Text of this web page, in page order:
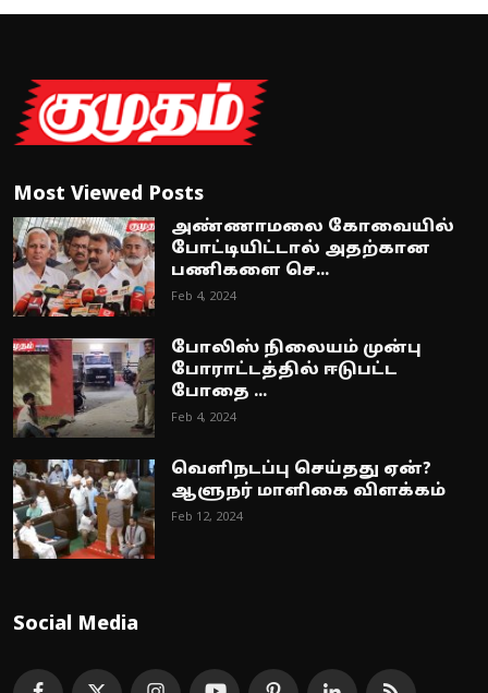
Most Viewed Posts
அண்ணாமலை கோவையில்
போட்டியிட்டால் அதற்கான
பணிகளை செ...
Feb 4, 2024
போலிஸ் நிலையம் முன்பு
போராட்டத்தில் ஈடுபட்ட
போதை ...
Feb 4, 2024
வெளிநடப்பு செய்தது ஏன்?
ஆளுநர் மாளிகை விளக்கம்
Feb 12, 2024
Social Media